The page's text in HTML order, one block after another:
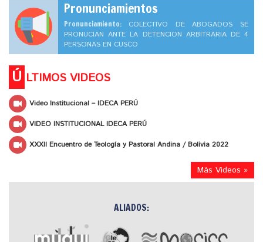
Pronunciamientos
Pronunciamiento: COLECTIVO DE ABOGADOS SE
PRONUCIAN ANTE LA DETENCION ARBITRARIA DE 4
PERSONAS EN CUSCO
Ú LTIMOS VIDEOS
Video Institucional – IDECA PERÚ
VIDEO INSTITUCIONAL IDECA PERÚ
XXXII Encuentro de Teología y Pastoral Andina / Bolivia 2022
Más Videos »
ALIADOS: